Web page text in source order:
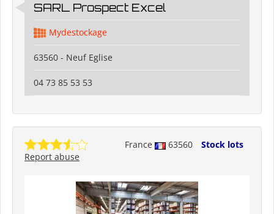
SARL Prospect Excel
Mydestockage
63560 - Neuf Eglise
04 73 85 53 53
France 63560
Stock lots
Report abuse